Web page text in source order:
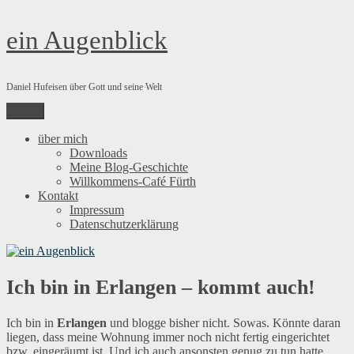
Zum
Inhalt
ein Augenblick
Daniel Hufeisen über Gott und seine Welt
über mich
Downloads
Meine Blog-Geschichte
Willkommens-Café Fürth
Kontakt
Impressum
Datenschutzerklärung
Ich bin in Erlangen – kommt auch!
Ich bin in Erlangen und blogge bisher nicht. Sowas. Könnte daran
liegen, dass meine Wohnung immer noch nicht fertig eingerichtet